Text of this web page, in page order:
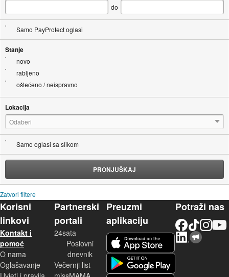
do
Samo PayProtect oglasi
Stanje
novo
rabljeno
oštećeno / neispravno
Lokacija
Odaberi
Samo oglasi sa slikom
PRONJUŠKAJ
Zatvori filtere
Korisni
linkovi
Kontakt i
pomoć
O nama
Oglašavanje
Partnerski
portali
24sata
Poslovni
dnevnik
Večernji list
Preuzmi
aplikaciju
Potraži nas